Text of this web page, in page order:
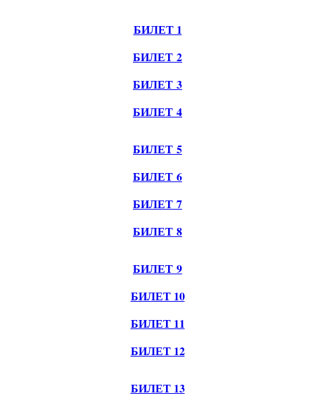
БИЛЕТ 1
БИЛЕТ 2
БИЛЕТ 3
БИЛЕТ 4
БИЛЕТ 5
БИЛЕТ 6
БИЛЕТ 7
БИЛЕТ 8
БИЛЕТ 9
БИЛЕТ 10
БИЛЕТ 11
БИЛЕТ 12
БИЛЕТ 13